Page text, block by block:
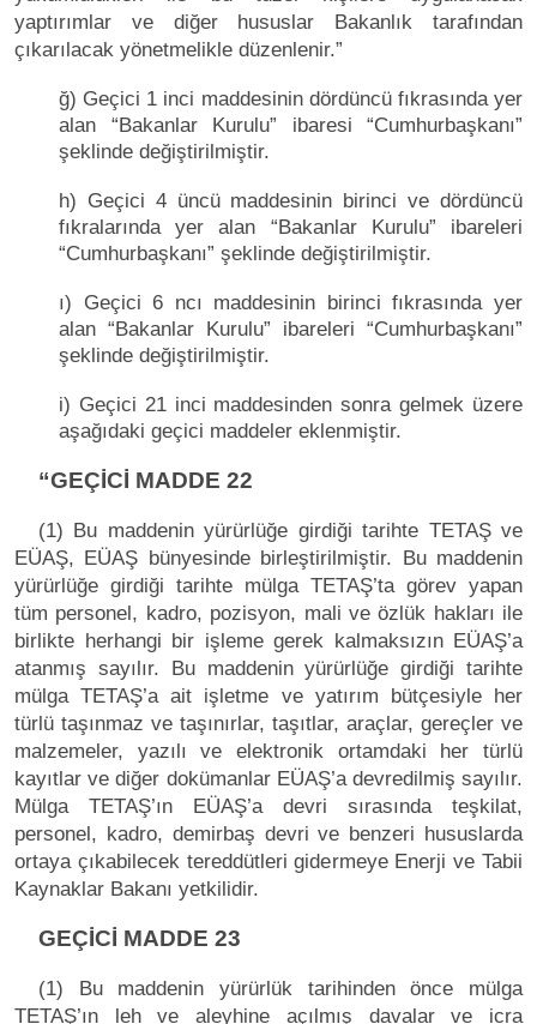
yaptırımlar ve diğer hususlar Bakanlık tarafından
çıkarılacak yönetmelikle düzenlenir.”
ğ) Geçici 1 inci maddesinin dördüncü fıkrasında yer
alan “Bakanlar Kurulu” ibaresi “Cumhurbaşkanı”
şeklinde değiştirilmiştir.
h) Geçici 4 üncü maddesinin birinci ve dördüncü
fıkralarında yer alan “Bakanlar Kurulu” ibareleri
“Cumhurbaşkanı” şeklinde değiştirilmiştir.
ı) Geçici 6 ncı maddesinin birinci fıkrasında yer
alan “Bakanlar Kurulu” ibareleri “Cumhurbaşkanı”
şeklinde değiştirilmiştir.
i) Geçici 21 inci maddesinden sonra gelmek üzere
aşağıdaki geçici maddeler eklenmiştir.
“GEÇİCİ MADDE 22
(1) Bu maddenin yürürlüğe girdiği tarihte TETAŞ ve
EÜAŞ, EÜAŞ bünyesinde birleştirilmiştir. Bu maddenin
yürürlüğe girdiği tarihte mülga TETAŞ’ta görev yapan
tüm personel, kadro, pozisyon, mali ve özlük hakları ile
birlikte herhangi bir işleme gerek kalmaksızın EÜAŞ’a
atanmış sayılır. Bu maddenin yürürlüğe girdiği tarihte
mülga TETAŞ’a ait işletme ve yatırım bütçesiyle her
türlü taşınmaz ve taşınırlar, taşıtlar, araçlar, gereçler ve
malzemeler, yazılı ve elektronik ortamdaki her türlü
kayıtlar ve diğer dokümanlar EÜAŞ’a devredilmiş sayılır.
Mülga TETAŞ’ın EÜAŞ’a devri sırasında teşkilat,
personel, kadro, demirbaş devri ve benzeri hususlarda
ortaya çıkabilecek tereddütleri gidermeye Enerji ve Tabii
Kaynaklar Bakanı yetkilidir.
GEÇİCİ MADDE 23
(1) Bu maddenin yürürlük tarihinden önce mülga
TETAŞ’ın leh ve aleyhine açılmış davalar ve icra